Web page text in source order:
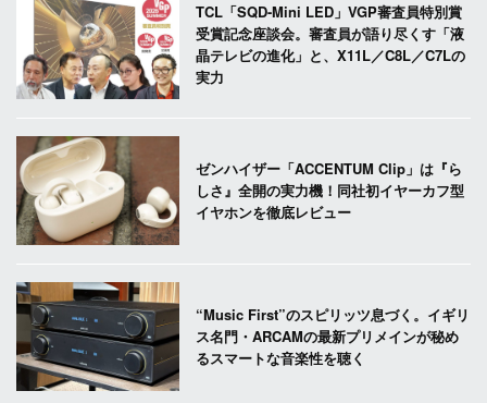
TCL「SQD-Mini LED」VGP審査員特別賞
受賞記念座談会。審査員が語り尽くす「液
晶テレビの進化」と、X11L／C8L／C7Lの
実力
ゼンハイザー「ACCENTUM Clip」は『ら
しさ』全開の実力機！同社初イヤーカフ型
イヤホンを徹底レビュー
“Music First”のスピリッツ息づく。イギリ
ス名門・ARCAMの最新プリメインが秘め
るスマートな音楽性を聴く